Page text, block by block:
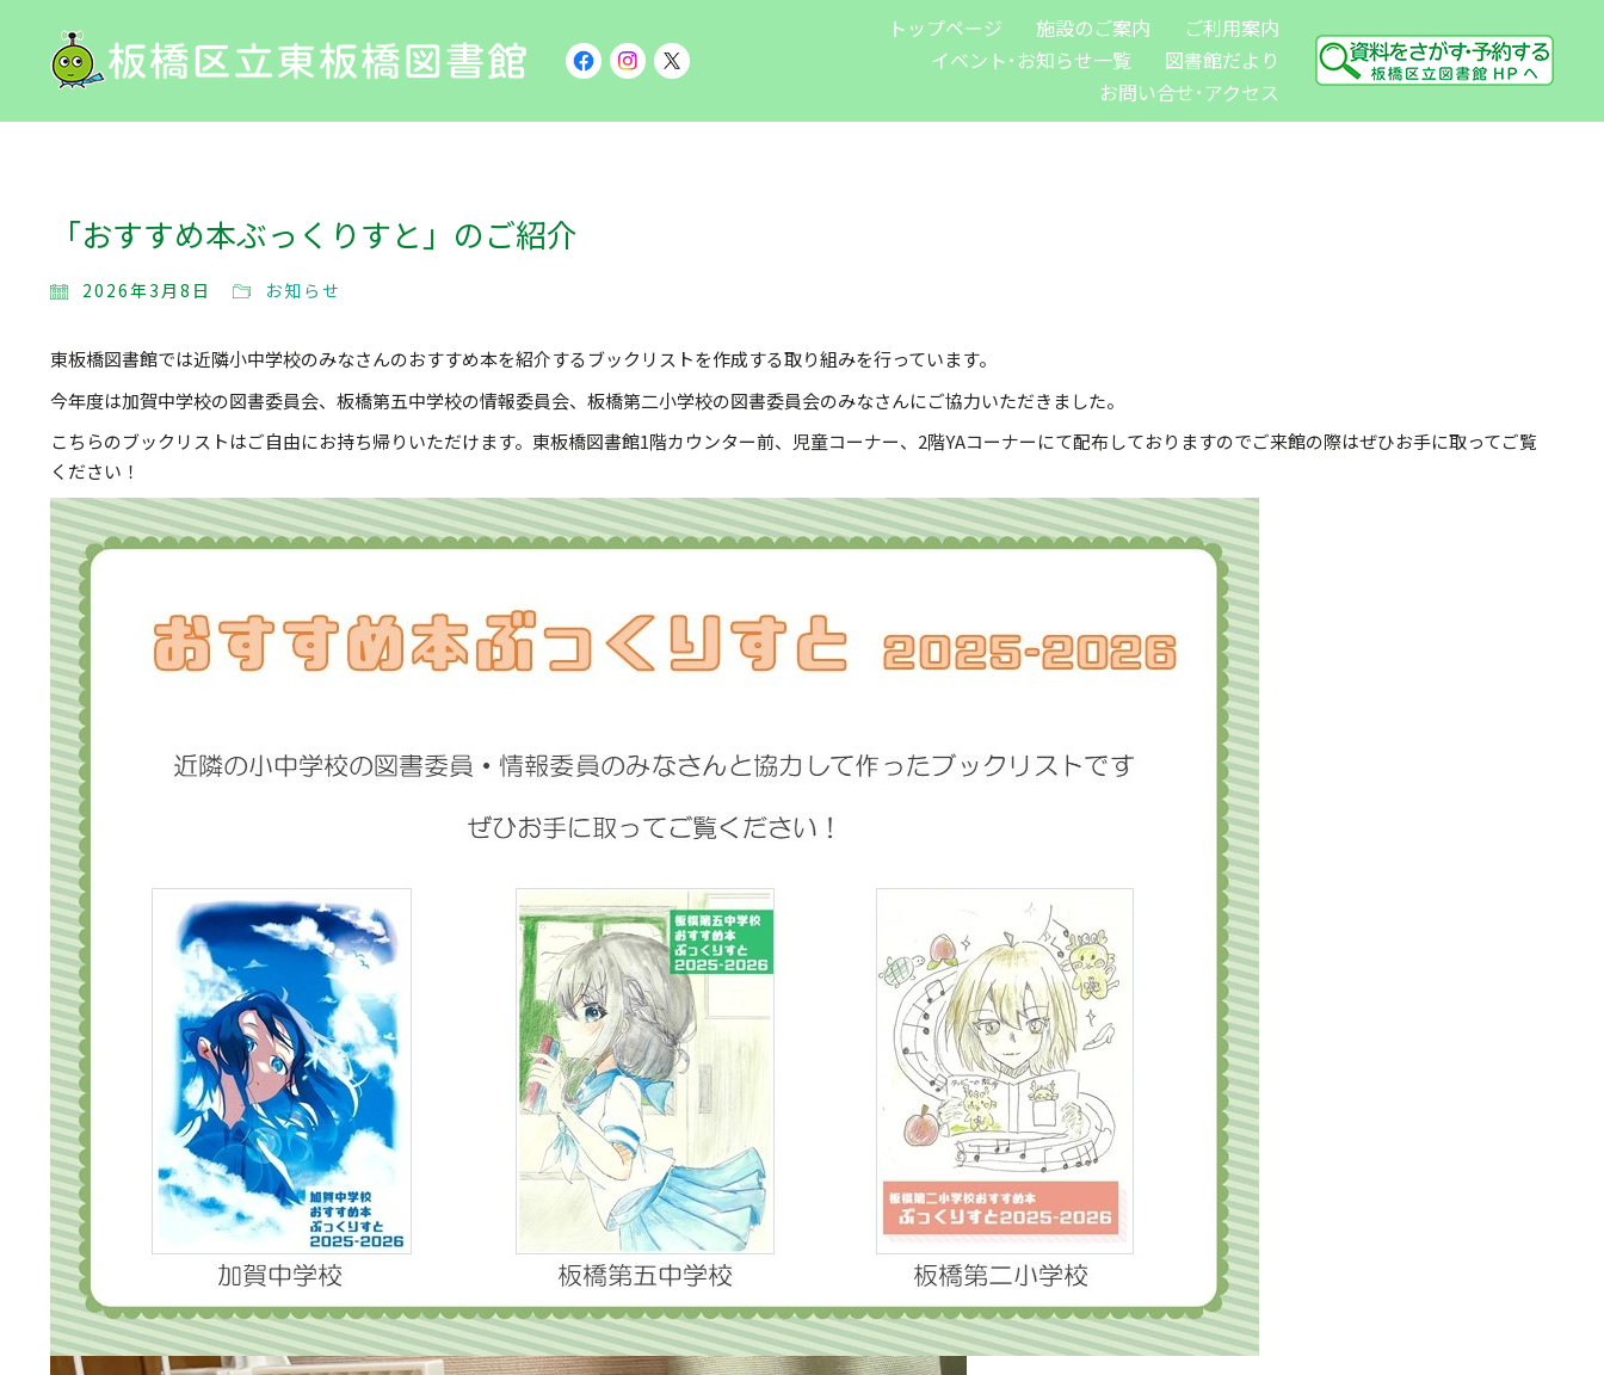
トップページ 施設のご案内
ご利用案内
イベント･お知らせ一覧
図書館だより
お問い合せ･アクセス
「おすすめ本ぶっくりすと」のご紹介
2026年3月8日 お知らせ
東板橋図書館では近隣小中学校のみなさんのおすすめ本を紹介するブックリストを作成する取り組みを行っています。
今年度は加賀中学校の図書委員会、板橋第五中学校の情報委員会、板橋第二小学校の図書委員会のみなさんにご協力いただきました。
こちらのブックリストはご自由にお持ち帰りいただけます。東板橋図書館1階カウンター前、児童コーナー、2階YAコーナーにて配布しておりますのでご来館の際はぜひお手に取ってご覧
ください！